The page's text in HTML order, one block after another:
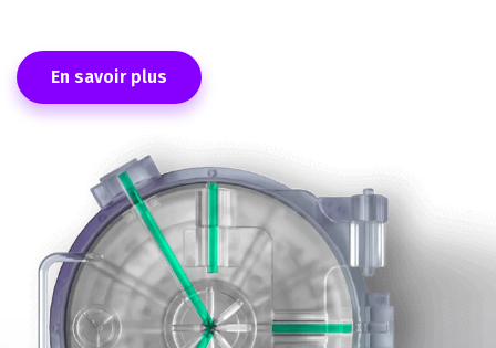
En savoir plus